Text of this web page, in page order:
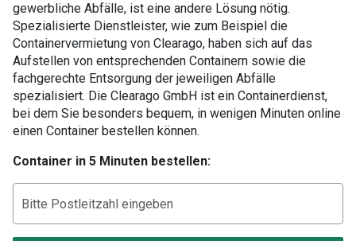
gewerbliche Abfälle, ist eine andere Lösung nötig.
Spezialisierte Dienstleister, wie zum Beispiel die
Containervermietung von Clearago, haben sich auf das
Aufstellen von entsprechenden Containern sowie die
fachgerechte Entsorgung der jeweiligen Abfälle
spezialisiert. Die Clearago GmbH ist ein Containerdienst,
bei dem Sie besonders bequem, in wenigen Minuten online
einen Container bestellen können.
Container in 5 Minuten bestellen: